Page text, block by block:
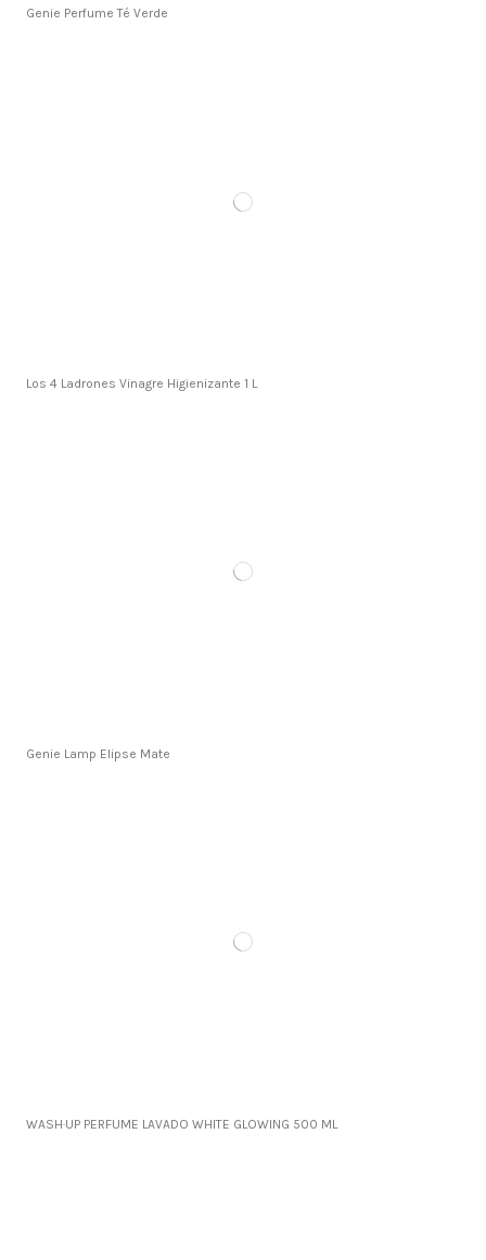
Genie Perfume Té Verde
Los 4 Ladrones Vinagre Higienizante 1 L
Genie Lamp Elipse Mate
WASH·UP PERFUME LAVADO WHITE GLOWING 500 ML